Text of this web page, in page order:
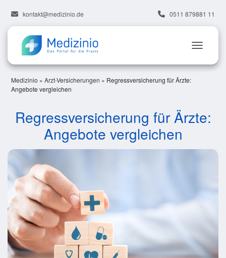
kontakt@medizinio.de 0511 879881 11
Medizinio » Arzt-Versicherungen » Regressversicherung für Ärzte:
Angebote vergleichen
Regressversicherung für Ärzte:
Angebote vergleichen